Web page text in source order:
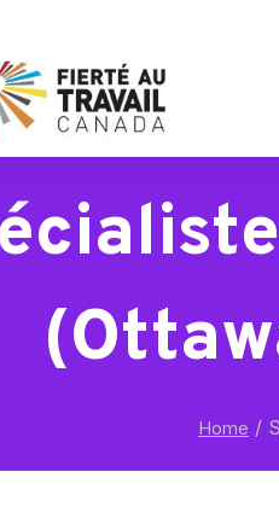
Home /